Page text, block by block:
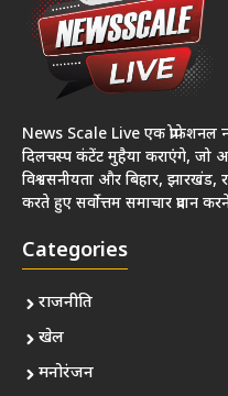
News Scale Live एक
दिलचस्प कंटेंट मुहैया कराएंगे,
विश्वसनीयता और बिहार, झारखंड,
करते हुए सर्वोत्तम समाचार प्रदान
Categories
राजनीति
खेल
मनोरंजन